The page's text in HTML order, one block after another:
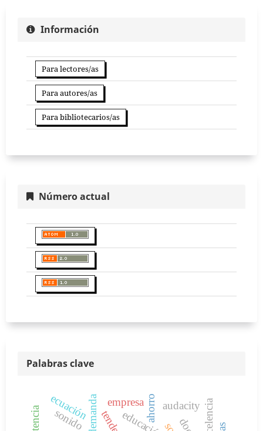
Información
Para lectores/as
Para autores/as
Para bibliotecarios/as
Número actual
Palabras clave
excelencia
ahorro
demanda empresa
sonido
audacity
ecuación